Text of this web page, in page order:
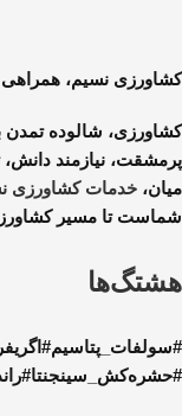
کشاورزی نسیم،
کشاورزی، شالوده
پرمشقت، نیازمند
میان، خدمات کشاورزی
شماست تا مسیر کشاورزی
هشتگ‌ها